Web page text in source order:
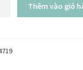
Thêm vào giỏ